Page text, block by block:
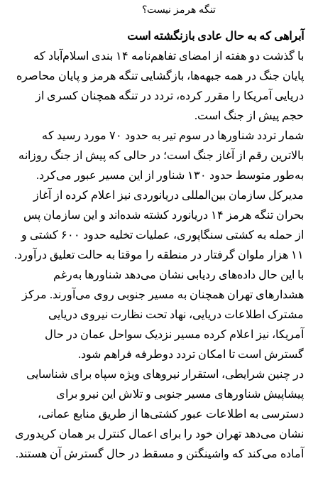
تنگه هرمز نیست؟
آبراهی که به حال عادی بازنگشته است
با گذشت دو هفته از امضای تفاهم‌نامه ۱۴ بندی اسلام‌آباد که
پایان جنگ در همه جبهه‌ها، بازگشایی تنگه هرمز و پایان محاصره
دریایی آمریکا را مقرر کرده، تردد در تنگه همچنان کسری از
حجم پیش از جنگ است.
شمار تردد شناورها در سوم تیر به حدود ۷۰ مورد رسید که
بالاترین رقم از آغاز جنگ است؛ در حالی که پیش از جنگ روزانه
به‌طور متوسط حدود ۱۳۰ شناور از این مسیر عبور می‌کرد.
مدیرکل سازمان بین‌المللی دریانوردی نیز اعلام کرده از آغاز
بحران تنگه هرمز ۱۴ دریانورد کشته شده‌اند و این سازمان پس
از حمله به کشتی سنگاپوری، عملیات تخلیه حدود ۶۰۰ کشتی و
۱۱ هزار ملوان گرفتار در منطقه را موقتا به حالت تعلیق درآورد.
با این حال داده‌های ردیابی نشان می‌دهد شناورها به‌رغم
هشدارهای تهران همچنان به مسیر جنوبی روی می‌آورند. مرکز
مشترک اطلاعات دریایی، نهاد تحت نظارت نیروی دریایی
آمریکا، نیز اعلام کرده مسیر نزدیک سواحل عمان در حال
گسترش است تا امکان تردد دوطرفه فراهم شود.
در چنین شرایطی، استقرار نیروهای ویژه سپاه برای شناسایی
پیشاپیش شناورهای مسیر جنوبی و تلاش این نیرو برای
دسترسی به اطلاعات عبور کشتی‌ها از طریق منابع عمانی،
نشان می‌دهد تهران خود را برای اعمال کنترل بر همان کریدوری
آماده می‌کند که واشینگتن و مسقط در حال گسترش آن هستند.